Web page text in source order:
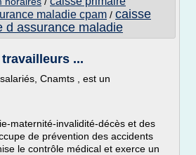
maladie cpam / caisse
d assurance maladie
...
Cnamts , est un
maternité-invalidité-décès et des
de prévention des accidents
le contrôle médical et exerce un